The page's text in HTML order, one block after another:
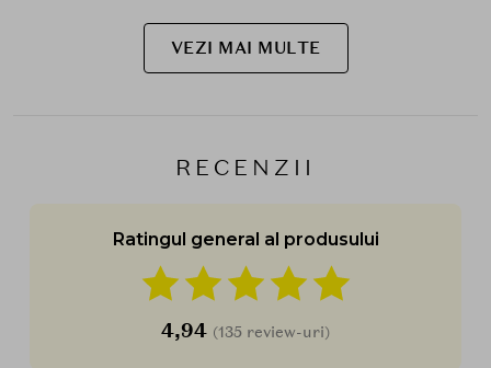
VEZI MAI MULTE
RECENZII
Ratingul general al produsului
4,94 (135 review-uri)